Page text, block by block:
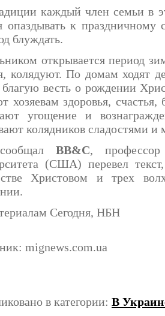
каждый член семьи в
опаздывать к праздничному
блуждать.
открывается период
колядуют. По домам ходят
благую весть о рождении
хозяевам здоровья,
угощение и
колядников сладостями и
BB&C, профессор
(США) перевел
Христовом и трех
Сегодня, НБН
mignews.com.ua
в категории: В